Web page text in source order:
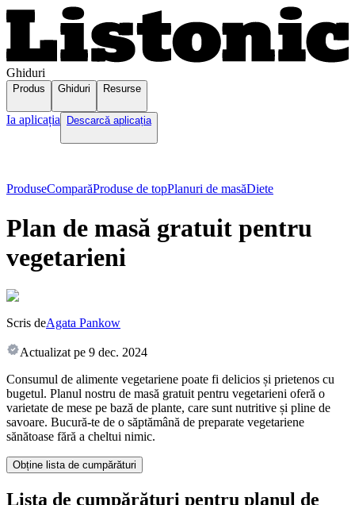
Ghiduri
Produs Ghiduri Resurse
Ia aplicația Descarcă aplicația
ProduseComparăProduse de topPlanuri de masăDiete
Plan de masă gratuit pentru
vegetarieni
Scris deAgata Pankow
Actualizat pe 9 dec. 2024
Consumul de alimente vegetariene poate fi delicios și prietenos cu
bugetul. Planul nostru de masă gratuit pentru vegetarieni oferă o
varietate de mese pe bază de plante, care sunt nutritive și pline de
savoare. Bucură-te de o săptămână de preparate vegetariene
sănătoase fără a cheltui nimic.
Obține lista de cumpărături
Lista de cumpărături pentru planul de